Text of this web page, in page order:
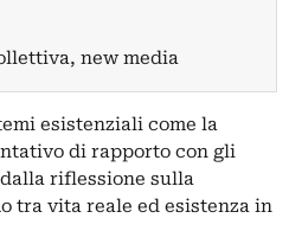
new media
esistenziali come la
di rapporto con gli
riflessione sulla
tra vita reale ed esistenza in